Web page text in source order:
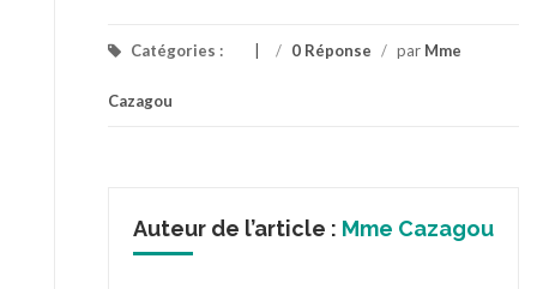
Catégories : / 0 Réponse / par Mme
Cazagou
Auteur de l’article : Mme Cazagou